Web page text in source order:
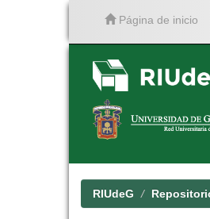
Página de inicio
RIUdeG